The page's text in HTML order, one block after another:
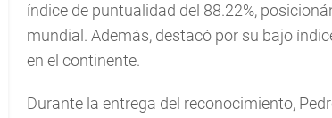
índice de puntualidad del 88.22%,
mundial. Además, destacó por su bajo
en el continente.
Durante la entrega del reconocimiento,